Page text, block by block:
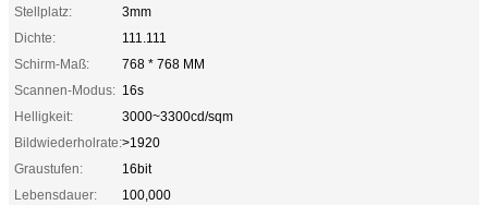
Stellplatz:
3mm
Dichte:
111.111
Schirm-Maß:
768 * 768 MM
Scannen-Modus: 16s
Helligkeit:
3000~3300cd/sqm
Bildwiederholrate:>1920
Graustufen:
16bit
Lebensdauer:
100,000